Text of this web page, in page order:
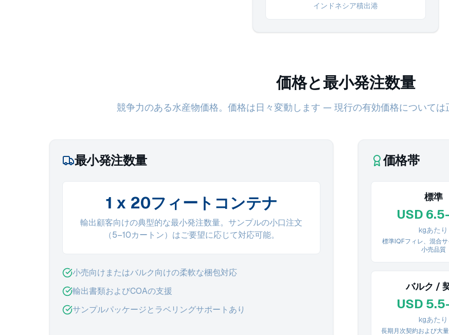
インドネシア積出港
価格と最小発注数量
競争力のある水産物価格。価格は日々変動します — 現行の有効価格については
最小発注数量
1 x 20フィートコンテナ
輸出顧客向けの典型的な最小発注数量。サンプルの小口注文
（5–10カートン）はご要望に応じて対応可能。
小売向けまたはバルク向けの柔軟な梱包対応
輸出書類およびCOAの支援
サンプルパッケージとラベリングサポートあり
価格帯
標準
USD
kgあたり
標準IQFフィレ、混合
小売品質
バルク /
USD
kgあたり
長期月次契約および大